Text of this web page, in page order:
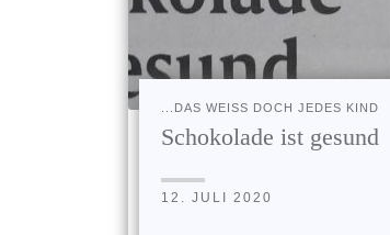
...DAS WEISS DOCH JEDES KIND
Schokolade ist gesund
12. JULI 2020